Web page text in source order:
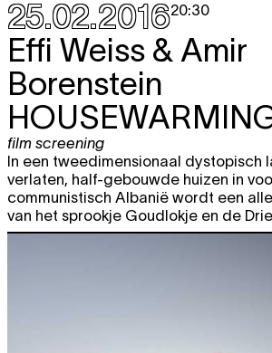
25.02.201620:30
Effi Weiss & Amir
Borenstein
film screening
In een tweedimensionaal dystopisch
verlaten, half-gebouwde huizen in
communistisch Albanië wordt een
van het sprookje Goudlokje en de